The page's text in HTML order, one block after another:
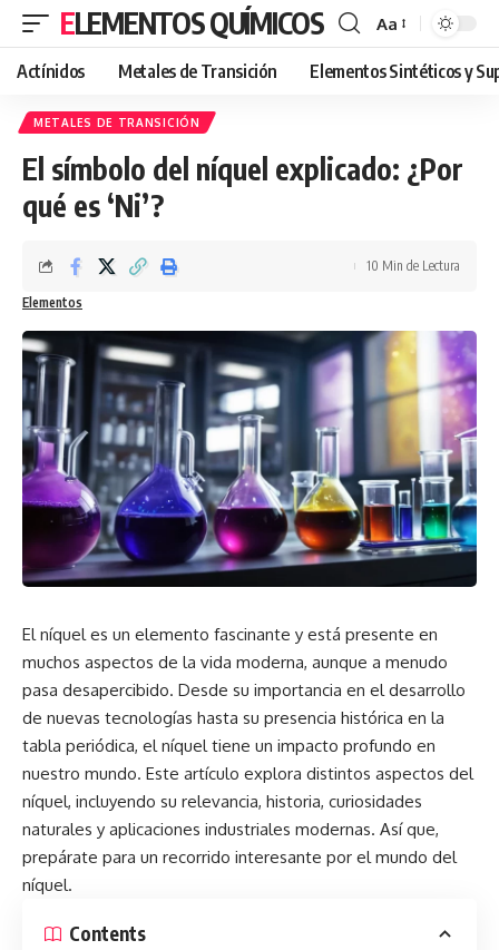
ELEMENTOS QUÍMICOS
Font
Resizer
Aa
Actínidos Metales de Transición Elementos Sintéticos y
METALES DE TRANSICIÓN
El símbolo del níquel explicado: ¿Por
qué es ‘Ni’?
Elementos
10 Min de Lectura
El níquel es un elemento fascinante y está presente en
muchos aspectos de la vida moderna, aunque a menudo
pasa desapercibido. Desde su importancia en el desarrollo
de nuevas tecnologías hasta su presencia histórica en la
tabla periódica, el níquel tiene un impacto profundo en
nuestro mundo. Este artículo explora distintos aspectos del
níquel, incluyendo su relevancia, historia, curiosidades
naturales y aplicaciones industriales modernas. Así que,
prepárate para un recorrido interesante por el mundo del
níquel.
Contents